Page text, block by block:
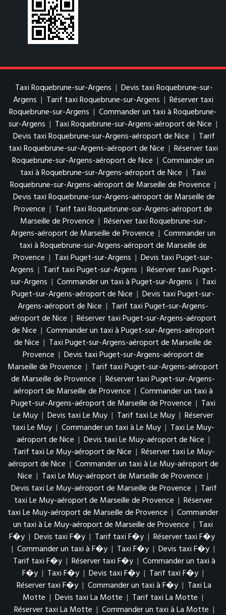
Taxi Roquebrune-sur-Argens | Devis taxi Roquebrune-sur-
Argens | Tarif taxi Roquebrune-sur-Argens | Réserver taxi
Roquebrune-sur-Argens | Commander un taxi à Roquebrune-
sur-Argens | Taxi Roquebrune-sur-Argens-aéroport de Nice |
Devis taxi Roquebrune-sur-Argens-aéroport de Nice | Tarif
taxi Roquebrune-sur-Argens-aéroport de Nice | Réserver taxi
Roquebrune-sur-Argens-aéroport de Nice | Commander un
taxi à Roquebrune-sur-Argens-aéroport de Nice | Taxi
Roquebrune-sur-Argens-aéroport de Marseille de Provence |
Devis taxi Roquebrune-sur-Argens-aéroport de Marseille de
Provence | Tarif taxi Roquebrune-sur-Argens-aéroport de
Marseille de Provence | Réserver taxi Roquebrune-sur-
Argens-aéroport de Marseille de Provence | Commander un
taxi à Roquebrune-sur-Argens-aéroport de Marseille de
Provence | Taxi Puget-sur-Argens | Devis taxi Puget-sur-
Argens | Tarif taxi Puget-sur-Argens | Réserver taxi Puget-
sur-Argens | Commander un taxi à Puget-sur-Argens | Taxi
Puget-sur-Argens-aéroport de Nice | Devis taxi Puget-sur-
Argens-aéroport de Nice | Tarif taxi Puget-sur-Argens-
aéroport de Nice | Réserver taxi Puget-sur-Argens-aéroport
de Nice | Commander un taxi à Puget-sur-Argens-aéroport
de Nice | Taxi Puget-sur-Argens-aéroport de Marseille de
Provence | Devis taxi Puget-sur-Argens-aéroport de
Marseille de Provence | Tarif taxi Puget-sur-Argens-aéroport
de Marseille de Provence | Réserver taxi Puget-sur-Argens-
aéroport de Marseille de Provence | Commander un taxi à
Puget-sur-Argens-aéroport de Marseille de Provence | Taxi
Le Muy | Devis taxi Le Muy | Tarif taxi Le Muy | Réserver
taxi Le Muy | Commander un taxi à Le Muy | Taxi Le Muy-
aéroport de Nice | Devis taxi Le Muy-aéroport de Nice |
Tarif taxi Le Muy-aéroport de Nice | Réserver taxi Le Muy-
aéroport de Nice | Commander un taxi à Le Muy-aéroport de
Nice | Taxi Le Muy-aéroport de Marseille de Provence |
Devis taxi Le Muy-aéroport de Marseille de Provence | Tarif
taxi Le Muy-aéroport de Marseille de Provence | Réserver
taxi Le Muy-aéroport de Marseille de Provence | Commander
un taxi à Le Muy-aéroport de Marseille de Provence | Taxi
F�y | Devis taxi F�y | Tarif taxi F�y | Réserver taxi F�y
| Commander un taxi à F�y | Taxi F�y | Devis taxi F�y |
Tarif taxi F�y | Réserver taxi F�y | Commander un taxi à
F�y | Taxi F�y | Devis taxi F�y | Tarif taxi F�y |
Réserver taxi F�y | Commander un taxi à F�y | Taxi La
Motte | Devis taxi La Motte | Tarif taxi La Motte |
Réserver taxi La Motte | Commander un taxi à La Motte |